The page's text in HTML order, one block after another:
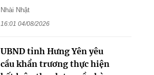
Nhài Nhật
16:01 04/08/2026
UBND tỉnh Hưng Yên yêu
cầu khẩn trương thực hiện